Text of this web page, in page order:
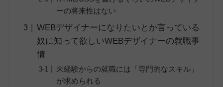
ーの将来性はない
WEBデザイナーになりたいとか言っている
奴に知って欲しいWEBデザイナーの就職事
情
未経験からの就職には「専門的なスキル」
が求められる